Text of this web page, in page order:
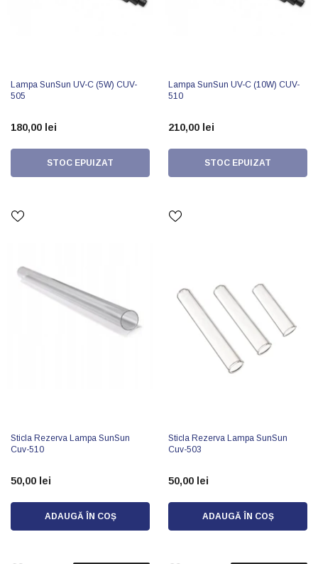
Lampa SunSun UV-C (5W) CUV-
505
180,00 lei
STOC EPUIZAT
Lampa SunSun UV-C (10W) CUV-
510
210,00 lei
STOC EPUIZAT
Sticla Rezerva Lampa SunSun
Cuv-510
50,00 lei
ADAUGĂ ÎN COȘ
Sticla Rezerva Lampa SunSun
Cuv-503
50,00 lei
ADAUGĂ ÎN COȘ